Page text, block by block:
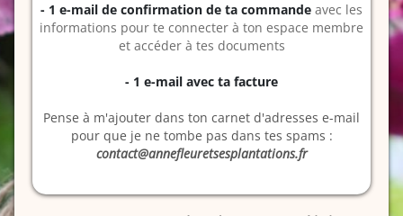
- 1 e-mail de confirmation de ta commande avec les
informations pour te connecter à ton espace membre
et accéder à tes documents
- 1 e-mail avec ta facture
Pense à m'ajouter dans ton carnet d'adresses e-mail
pour que je ne tombe pas dans tes spams :
contact@annefleuretsesplantations.fr